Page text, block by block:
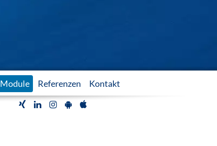
Module Referenzen Kontakt